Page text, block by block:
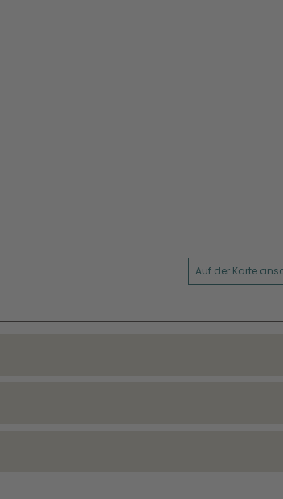
Auf der Karte